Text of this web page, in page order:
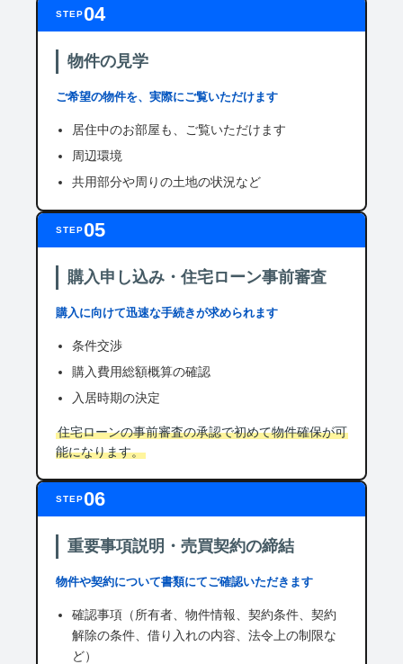
STEP04
物件の見学
ご希望の物件を、実際にご覧いただけます
居住中のお部屋も、ご覧いただけます
周辺環境
共用部分や周りの土地の状況など
STEP05
購入申し込み・住宅ローン事前審査
購入に向けて迅速な手続きが求められます
条件交渉
購入費用総額概算の確認
入居時期の決定
住宅ローンの事前審査の承認で初めて物件確保が可
能になります。
STEP06
重要事項説明・売買契約の締結
物件や契約について書類にてご確認いただきます
確認事項（所有者、物件情報、契約条件、契約
解除の条件、借り入れの内容、法令上の制限な
ど）